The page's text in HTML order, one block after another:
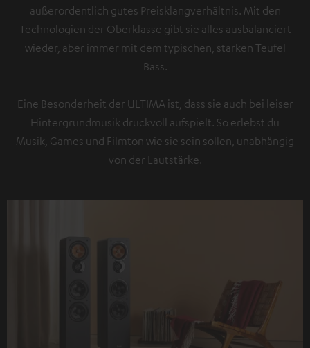
außerordentlich gutes Preisklangverhältnis. Mit den
Technologien der Oberklasse gibt sie alles ausbalanciert
wieder, aber immer mit dem typischen, starken Teufel
Bass.
Eine Besonderheit der ULTIMA ist, dass sie auch bei leiser
Hintergrundmusik druckvoll aufspielt. So erlebst du
Musik, Games und Filmton wie sie sein sollen, unabhängig
von der Lautstärke.